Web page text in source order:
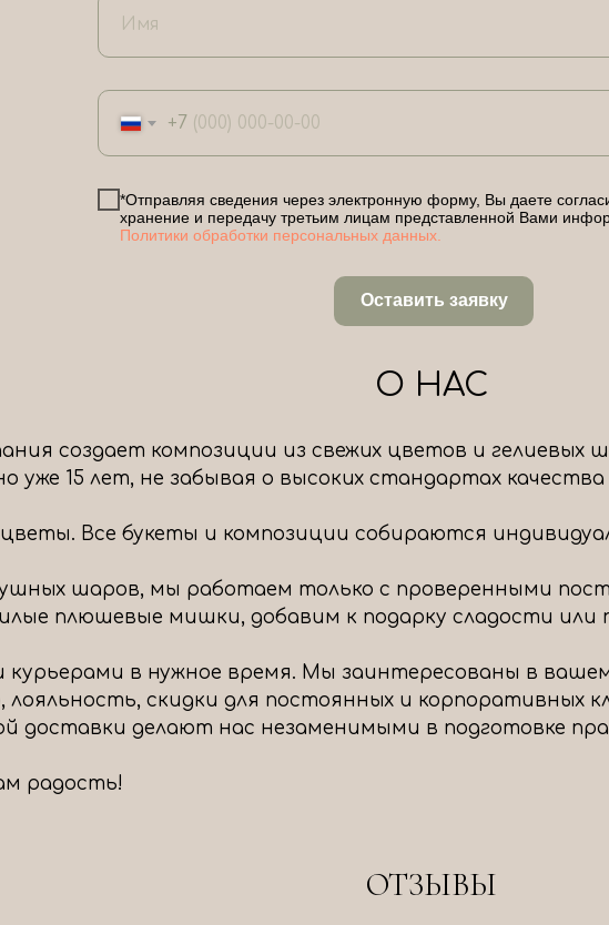
+7
*Отправляя сведения через электронную форму, Вы даете
хранение и передачу третьим лицам представленной Вами
Политики обработки персональных данных.
Оставить заявку
О НАС
создает композиции из свежих цветов и гелиевых
уже 15 лет, не забывая о высоких стандартах
Все букеты и композиции собираются
шаров, мы работаем только с проверенными
плюшевые мишки, добавим к подарку сладости или
в нужное время. Мы заинтересованы в
лояльность, скидки для постоянных и корпоративных
доставки делают нас незаменимыми в подготовке
радость!
ОТЗЫВЫ